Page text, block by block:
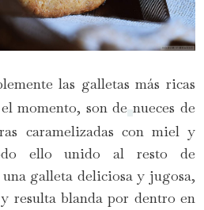
las galletas más ricas
momento, son de nueces de
caramelizadas con miel y
ello unido al resto de
galleta deliciosa y jugosa,
resulta blanda por dentro en